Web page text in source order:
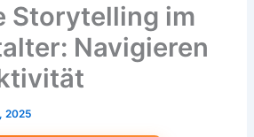
Storytelling im
Navigieren
2025